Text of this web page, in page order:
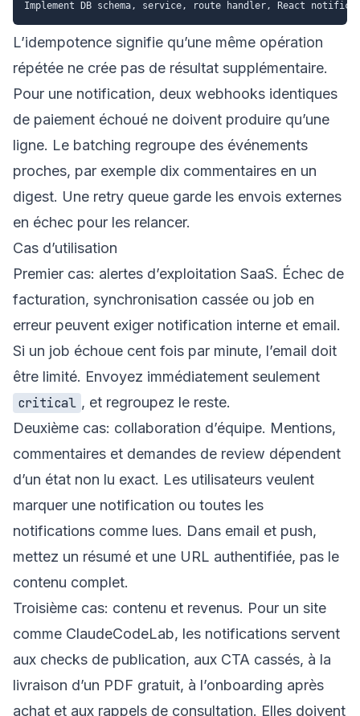
L’idempotence signifie qu’une même opération
répétée ne crée pas de résultat supplémentaire.
Pour une notification, deux webhooks identiques
de paiement échoué ne doivent produire qu’une
ligne. Le batching regroupe des événements
proches, par exemple dix commentaires en un
digest. Une retry queue garde les envois externes
en échec pour les relancer.
Cas d’utilisation
Premier cas: alertes d’exploitation SaaS. Échec de
facturation, synchronisation cassée ou job en
erreur peuvent exiger notification interne et email.
Si un job échoue cent fois par minute, l’email doit
être limité. Envoyez immédiatement seulement
critical , et regroupez le reste.
Deuxième cas: collaboration d’équipe. Mentions,
commentaires et demandes de review dépendent
d’un état non lu exact. Les utilisateurs veulent
marquer une notification ou toutes les
notifications comme lues. Dans email et push,
mettez un résumé et une URL authentifiée, pas le
contenu complet.
Troisième cas: contenu et revenus. Pour un site
comme ClaudeCodeLab, les notifications servent
aux checks de publication, aux CTA cassés, à la
livraison d’un PDF gratuit, à l’onboarding après
achat et aux rappels de consultation. Elles doivent